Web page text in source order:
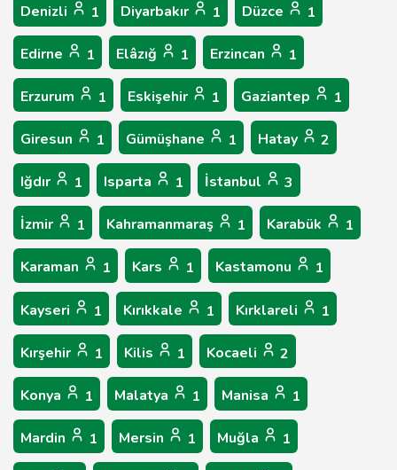
Denizli 1 Diyarbakır 1 Düzce 1
Edirne 1 Elâzığ 1 Erzincan 1
Erzurum 1 Eskişehir 1 Gaziantep 1
Giresun 1 Gümüşhane 1 Hatay 2
Iğdır 1 Isparta 1 İstanbul 3
İzmir 1 Kahramanmaraş 1 Karabük 1
Karaman 1 Kars 1 Kastamonu 1
Kayseri 1 Kırıkkale 1 Kırklareli 1
Kırşehir 1 Kilis 1 Kocaeli 2
Konya 1 Malatya 1 Manisa 1
Mardin 1 Mersin 1 Muğla 1